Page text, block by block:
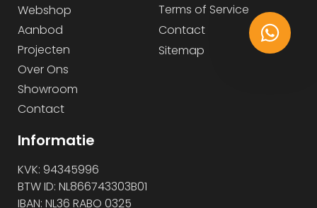
Webshop
Aanbod
Projecten
Over Ons
Showroom
Contact
Terms of Service
Contact
Sitemap
Informatie
KVK: 94345996
BTW ID: NL866743303B01
IBAN: NL36 RABO 0325